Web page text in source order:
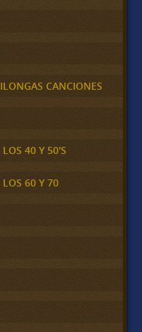
CANCIONES
40 Y 50'S
LOS 60 Y 70